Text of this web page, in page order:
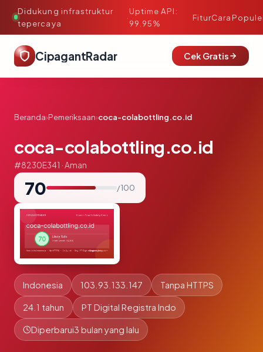
Didukung infrastruktur
tepercaya
·
Uptime API:
99.95%
FiturCara
CipagantRadar Cek Gratis
Beranda›Pemeriksaan›coca-colabottling.co.id
coca-colabottling.co.id
#8230E341 · Aman
70 / 100
Indonesia 103.93.133.147 Tanpa HTTPS
24.1 tahun PT Digital Registra Indo
Diperbarui3 bulan yang lalu